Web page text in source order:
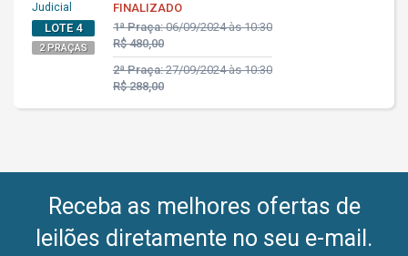
Judicial
LOTE 4
2 PRAÇAS
FINALIZADO
1ª Praça:06/09/2024 às 10:30
R$ 480,00
2ª Praça:27/09/2024 às 10:30
R$ 288,00
Receba as melhores ofertas de
leilões diretamente no seu e-mail.